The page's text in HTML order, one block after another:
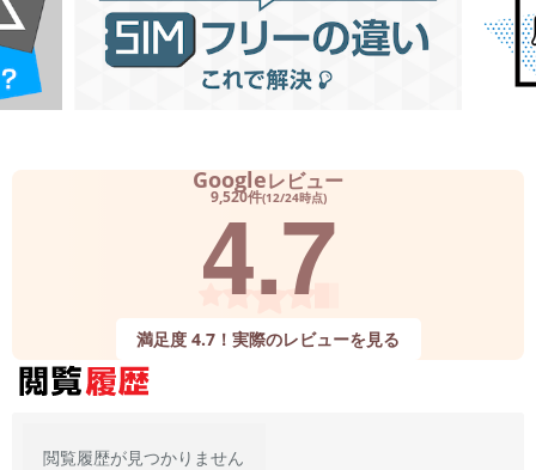
Googleレビュー
9,520件(12/24時点)
4.7
満足度 4.7！実際のレビューを見る
閲覧履歴が見つかりません
発売日
年 月 から
各項目のチェックボックスは「or検索」となります。
ただし機能別のみ「and検索」となります。